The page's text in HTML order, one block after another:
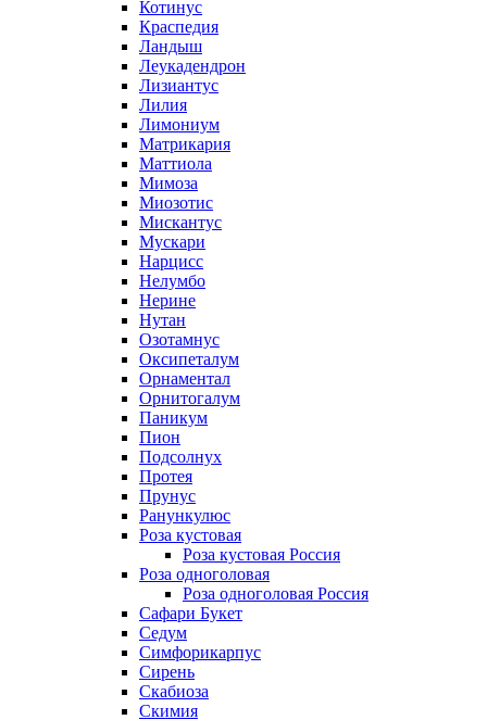
Котинус
Краспедия
Ландыш
Леукадендрон
Лизиантус
Лилия
Лимониум
Матрикария
Маттиола
Мимоза
Миозотис
Мискантус
Мускари
Нарцисс
Нелумбо
Нерине
Нутан
Озотамнус
Оксипеталум
Орнаментал
Орнитогалум
Паникум
Пион
Подсолнух
Протея
Прунус
Ранункулюс
Роза кустовая
Роза кустовая Россия
Роза одноголовая
Роза одноголовая Россия
Сафари Букет
Седум
Симфорикарпус
Сирень
Скабиоза
Скимия